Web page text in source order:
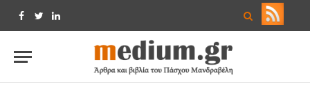
Facebook
TwitterLinkedIn